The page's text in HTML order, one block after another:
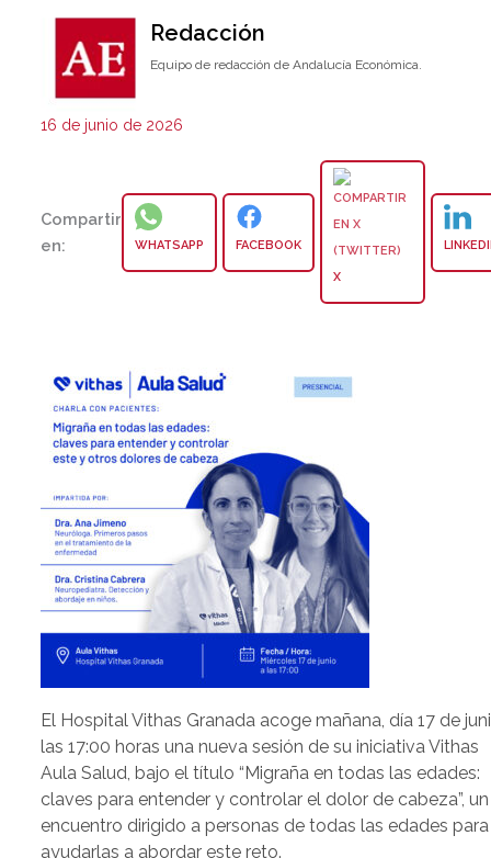
Redacción
Equipo de redacción de Andalucía Económica.
16 de junio de 2026
Compartir
en:
WHATSAPP FACEBOOK
X
El Hospital Vithas Granada acoge mañana, día 17 de
las 17:00 horas una nueva sesión de su iniciativa Vithas
Aula Salud, bajo el título “Migraña en todas las edades:
claves para entender y controlar el dolor de cabeza”, un
encuentro dirigido a personas de todas las edades para
ayudarlas a abordar este reto.